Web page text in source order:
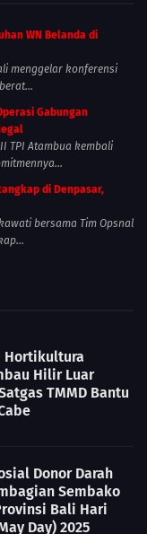
WN Belanda di
menggelar konferensi
Gabungan
TPI Atambua kembali
di Denpasar,
bersama Tim Opsnal
Hortikultura
Hilir Luar
TMMD Bantu
Donor Darah
Sembako
Bali Hari
Day) 2025